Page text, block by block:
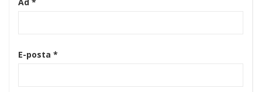
E-posta *